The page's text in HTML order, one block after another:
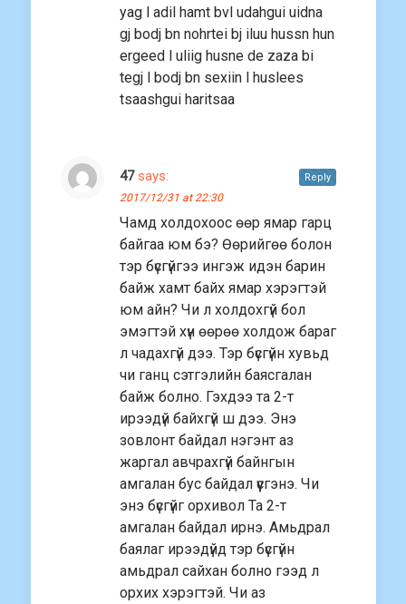
yag l adil hamt bvl udahgui uidna
gj bodj bn nohrtei bj iluu hussn hun
ergeed l uliig husne de zaza bi
tegj l bodj bn sexiin l huslees
tsaashgui haritsaa
47 says:
2017/12/31 at 22:30
Чамд холдохоос өөр ямар гарц
байгаа юм бэ? Өөрийгөө болон
тэр бүсгүйгээ ингэж идэн барин
байж хамт байх ямар хэрэгтэй
юм айн? Чи л холдохгүй бол
эмэгтэй хүн өөрөө холдож бараг
л чадахгүй дээ. Тэр бүсгүйн хувьд
чи ганц сэтгэлийн баясгалан
байж болно. Гэхдээ та 2-т
ирээдүй байхгүй ш дээ. Энэ
зовлонт байдал нэгэнт аз
жаргал авчрахгүй байнгын
амгалан бус байдал үүсгэнэ. Чи
энэ бүсгүйг орхивол Та 2-т
амгалан байдал ирнэ. Амьдрал
баялаг ирээдүйд тэр бүсгүйн
амьдрал сайхан болно гээд л
орхих хэрэгтэй. Чи аз
Reply